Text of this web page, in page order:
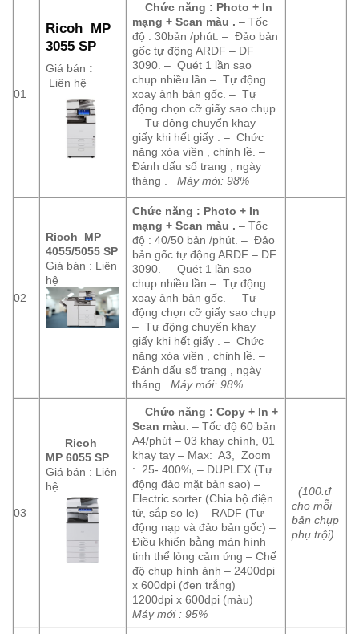
01
Ricoh MP
3055 SP
Giá bán :
Liên hệ
Chức năng : Photo + In
mạng + Scan màu . – Tốc
độ : 30bản /phút. – Đảo bản
gốc tự động ARDF – DF
3090. – Quét 1 lần sao
chụp nhiều lần – Tự động
xoay ảnh bản gốc. – Tự
động chọn cỡ giấy sao chụp
– Tự động chuyển khay
giấy khi hết giấy . – Chức
năng xóa viền , chỉnh lề. –
Đánh dấu số trang , ngày
tháng .
Máy mới: 98%
02
Ricoh MP
4055/5055 SP
Giá bán : Liên
hệ
Chức năng : Photo + In
mạng + Scan màu . – Tốc
độ : 40/50 bản /phút. – Đảo
bản gốc tự động ARDF – DF
3090. – Quét 1 lần sao
chụp nhiều lần – Tự động
xoay ảnh bản gốc. – Tự
động chọn cỡ giấy sao chụp
– Tự động chuyển khay
giấy khi hết giấy . – Chức
năng xóa viền , chỉnh lề. –
Đánh dấu số trang , ngày
tháng .Máy mới: 98%
03
Ricoh
MP 6055 SP
Giá bán : Liên
hệ
Chức năng : Copy + In +
Scan màu. – Tốc độ 60 bản
A4/phút – 03 khay chính, 01
khay tay – Max: A3, Zoom
: 25- 400%, – DUPLEX (Tự
động đảo mặt bản sao) –
Electric sorter (Chia bộ điện
tử, sắp so le) – RADF (Tự
động nạp và đảo bản gốc) –
Điều khiển bằng màn hình
tinh thể lỏng cảm ứng – Chế
độ chụp hình ảnh – 2400dpi
x 600dpi (đen trắng)
1200dpi x 600dpi (màu)
Máy mới : 95%
(100.đ
cho mỗi
bản chụp
phụ trội)